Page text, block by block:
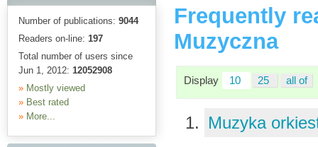
Number of publications: 9044
Readers on-line: 197
Total number of users since
Jun 1, 2012: 12052908
» Mostly viewed
» Best rated
» More...
Frequently
Muzyczna
Display 10 25 all of
Muzyka